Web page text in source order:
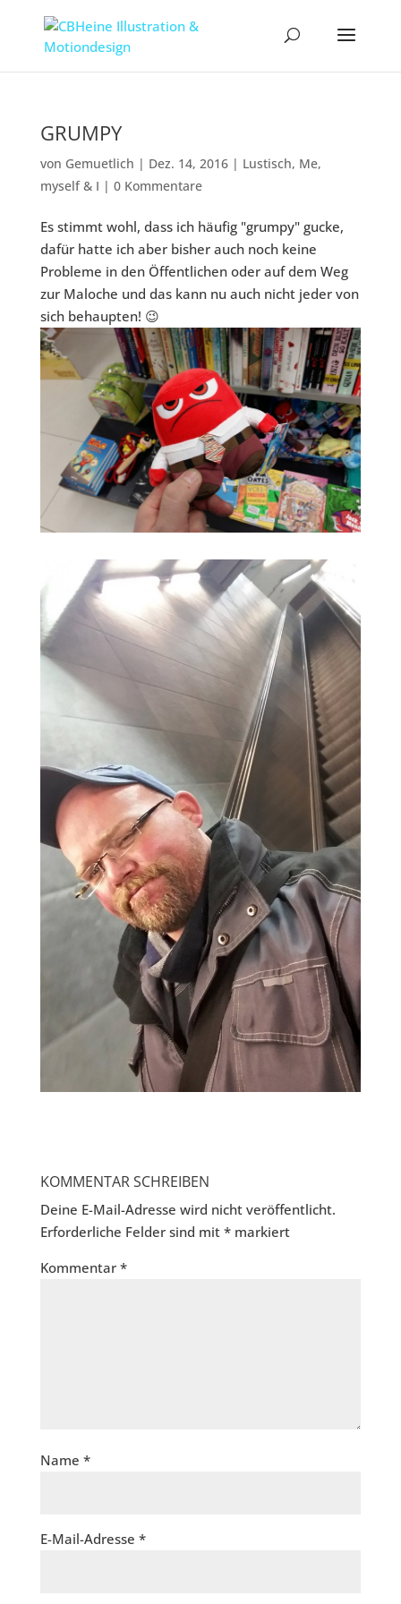
GRUMPY
von Gemuetlich | Dez. 14, 2016| Lustisch, Me,
myself & I | 0 Kommentare
Es stimmt wohl, dass ich häufig "grumpy" gucke,
dafür hatte ich aber bisher auch noch keine
Probleme in den Öffentlichen oder auf dem Weg
zur Maloche und das kann nu auch nicht jeder von
sich behaupten! 😉
KOMMENTAR SCHREIBEN
Deine E-Mail-Adresse wird nicht veröffentlicht.
Erforderliche Felder sind mit *markiert
Kommentar *
Name *
E-Mail-Adresse *